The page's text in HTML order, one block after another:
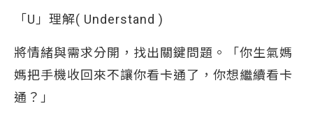
「U」理解( Understand )
將情緒與需求分開，找出關鍵問題。「你生氣媽
媽把手機收回來不讓你看卡通了，你想繼續看卡
通？」